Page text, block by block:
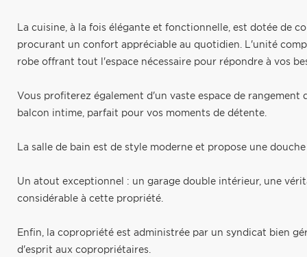
La cuisine, à la fois élégante et fonctionnelle, est dotée de
procurant un confort appréciable au quotidien. L'unité
robe offrant tout l'espace nécessaire pour répondre à vos
Vous profiterez également d'un vaste espace de
balcon intime, parfait pour vos moments de détente.
La salle de bain est de style moderne et propose une
Un atout exceptionnel : un garage double intérieur, une
considérable à cette propriété.
Enfin, la copropriété est administrée par un syndicat bien
d'esprit aux copropriétaires.